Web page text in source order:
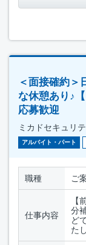
＜面接確約＞
な休憩あり♪
応募歓迎
ミカドセキュリ
アルバイト・パート
職種 ご
仕事内容
【
分
ど
た